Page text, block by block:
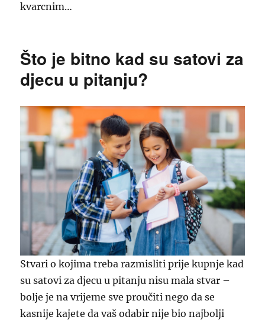
kvarcnim…
Što je bitno kad su satovi za
djecu u pitanju?
Stvari o kojima treba razmisliti prije kupnje kad
su satovi za djecu u pitanju nisu mala stvar –
bolje je na vrijeme sve proučiti nego da se
kasnije kajete da vaš odabir nije bio najbolji